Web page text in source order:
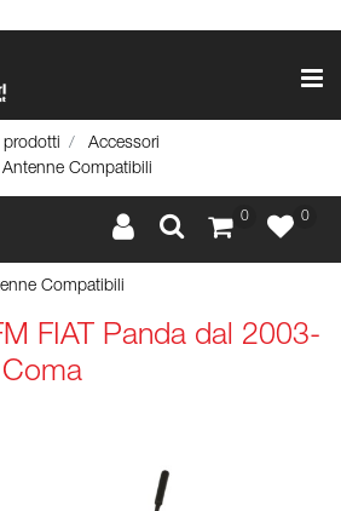
prodotti
Accessori
Antenne Compatibili
0 0
Compatibili
FIAT Panda dal 2003-